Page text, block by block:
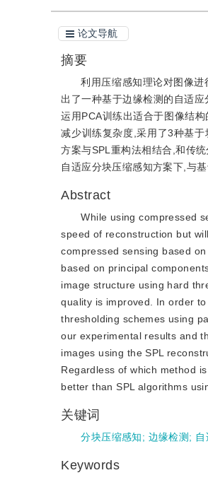
论文导航
摘要
利用压缩感知理论对图像
出了一种基于边缘检测的自适
运用PCA训练出适合于图像结
减少训练复杂度,采用了3种基
方案与SPL重构法相结合,和传
自适应分块压缩感知方案下,与
Abstract
While using compressed
speed of reconstruction but
compressed sensing based
based on principal
image structure using hard
quality is improved. In order
thresholding schemes using
our experimental results and
images using the SPL
Regardless of which method
better than SPL algorithms
关键词
分块压缩感知; 边缘检测 ;
Keywords